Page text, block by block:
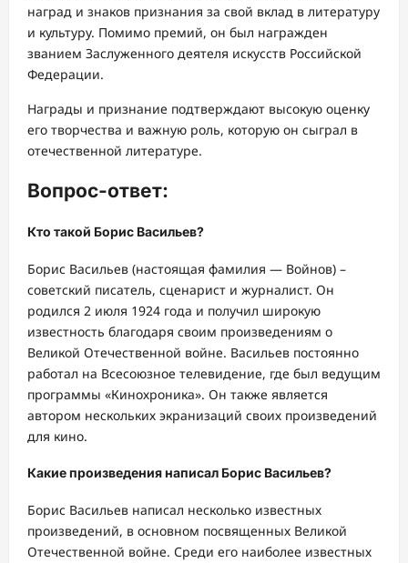
наград и знаков признания за свой вклад в литературу
и культуру. Помимо премий, он был награжден
званием Заслуженного деятеля искусств Российской
Федерации.
Награды и признание подтверждают высокую оценку
его творчества и важную роль, которую он сыграл в
отечественной литературе.
Вопрос-ответ:
Кто такой Борис Васильев?
Борис Васильев (настоящая фамилия — Войнов) –
советский писатель, сценарист и журналист. Он
родился 2 июля 1924 года и получил широкую
известность благодаря своим произведениям о
Великой Отечественной войне. Васильев постоянно
работал на Всесоюзное телевидение, где был ведущим
программы «Кинохроника». Он также является
автором нескольких экранизаций своих произведений
для кино.
Какие произведения написал Борис Васильев?
Борис Васильев написал несколько известных
произведений, в основном посвященных Великой
Отечественной войне. Среди его наиболее известных